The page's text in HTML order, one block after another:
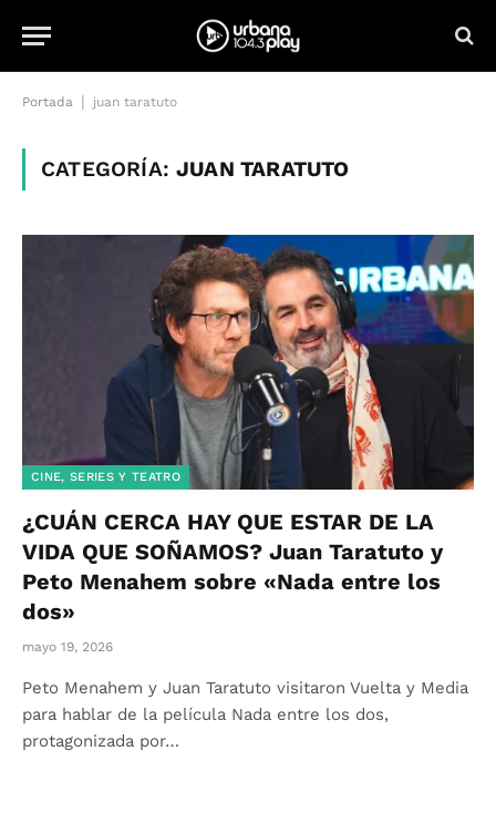
Portada juan taratuto
CATEGORÍA:JUAN TARATUTO
CINE, SERIES Y TEATRO
¿CUÁN CERCA HAY QUE ESTAR DE LA
VIDA QUE SOÑAMOS? Juan Taratuto y
Peto Menahem sobre «Nada entre los
dos»
mayo 19, 2026
Peto Menahem y Juan Taratuto visitaron Vuelta y Media
para hablar de la película Nada entre los dos,
protagonizada por…